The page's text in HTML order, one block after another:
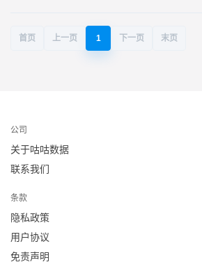
首页 上一页 1 下一页 末页
公司
关于咕咕数据
联系我们
条款
隐私政策
用户协议
免责声明